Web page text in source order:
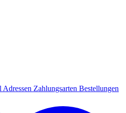
Adressen Zahlungsarten Bestellungen